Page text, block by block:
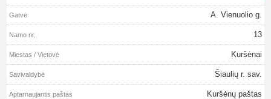
A. Vienuolio g.
13
Kuršėnai
Šiaulių r. sav.
Kuršėnų paštas